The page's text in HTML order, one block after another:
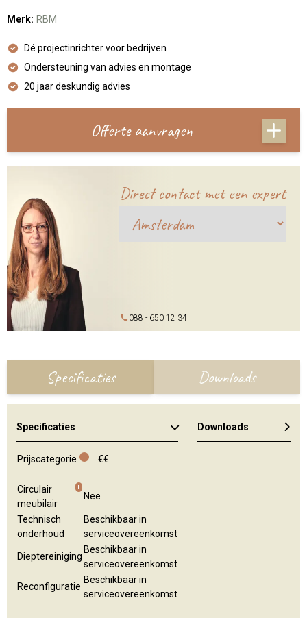
Merk: RBM
Dé projectinrichter voor bedrijven
Ondersteuning van advies en montage
20 jaar deskundig advies
Offerte aanvragen
Direct contact met een expert
088 - 650 12 34
Specificaties Downloads
Specificaties
Prijscategorie i €€
Circulair
meubilair
i
Nee
Technisch
onderhoud
Beschikbaar in
serviceovereenkomst
Dieptereiniging
Beschikbaar in
serviceovereenkomst
Reconfiguratie
Beschikbaar in
serviceovereenkomst
Downloads